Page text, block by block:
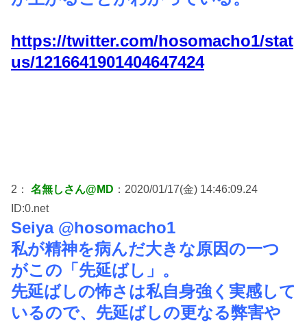
https://twitter.com/hosomacho1/stat
us/1216641901404647424
2： 名無しさん@MD ：2020/01/17(金) 14:46:09.24
ID:0.net
Seiya @hosomacho1
私が精神を病んだ大きな原因の一つ
がこの「先延ばし」。
先延ばしの怖さは私自身強く実感して
いるので、先延ばしの更なる弊害や